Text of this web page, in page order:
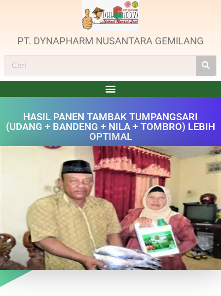
PT. DYNAPHARM NUSANTARA GEMILANG
HASIL PANEN TAMBAK TUMPANGSARI
(UDANG + BANDENG + NILA + TOMBRO) LEBIH
OPTIMAL